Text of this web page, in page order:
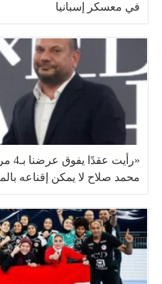
في معسكر إسبانيا
محمد صلاح لا يمكن إقناعه